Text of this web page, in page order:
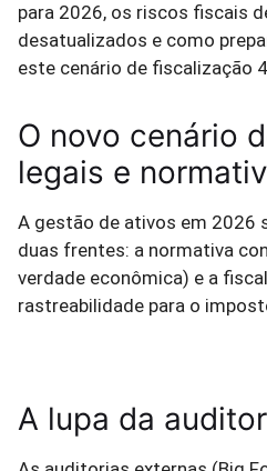
para 2026, os riscos fiscais
desatualizados e como
este cenário de fiscalização
O novo cenário
legais e
A gestão de ativos em 2026
duas frentes: a normativa
verdade econômica) e a
rastreabilidade para o
A lupa da